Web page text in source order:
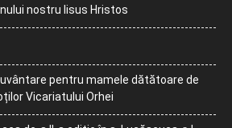
nostru Iisus Hristos
pentru mamele dătătoare de
Vicariatului Orhei